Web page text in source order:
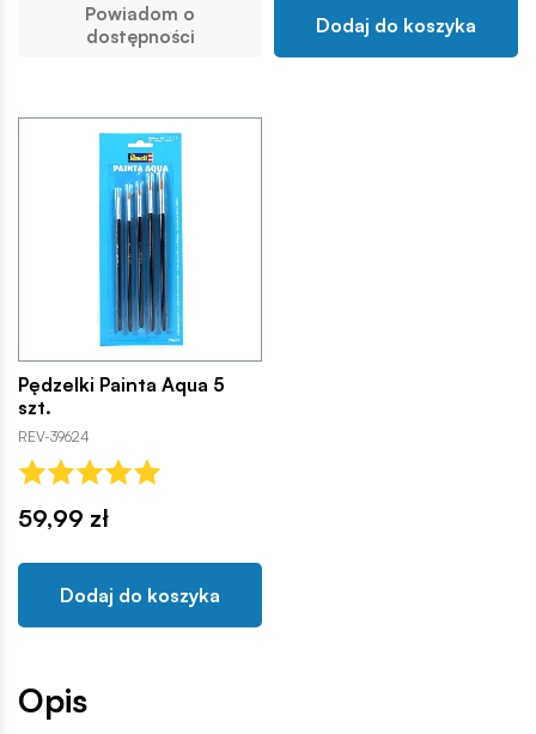
Powiadom o
dostępności
Dodaj do koszyka
Pędzelki Painta Aqua 5
szt.
REV-39624
59,99 zł
Dodaj do koszyka
Opis